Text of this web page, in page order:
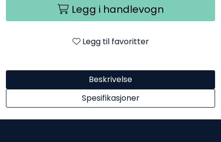
Legg i handlevogn
Legg til favoritter
Beskrivelse
Spesifikasjoner